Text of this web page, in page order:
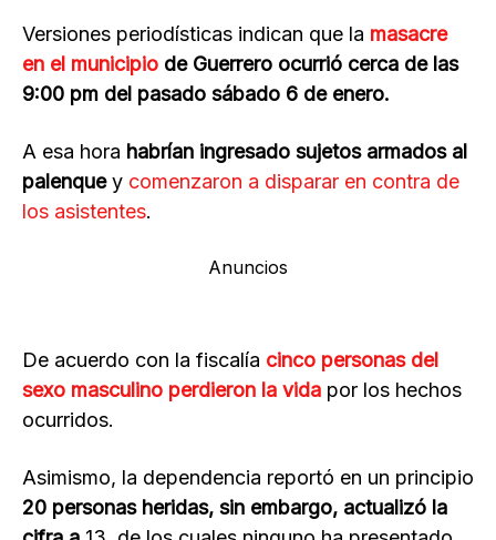
Versiones periodísticas indican que la masacre
en el municipio de Guerrero ocurrió cerca de las
9:00 pm del pasado sábado 6 de enero.
A esa hora habrían ingresado sujetos armados al
palenquey comenzaron a disparar en contra de
los asistentes.
Anuncios
De acuerdo con la fiscalía cinco personas del
sexo masculino perdieron la vida por los hechos
ocurridos.
Asimismo, la dependencia reportó en un principio
20 personas heridas, sin embargo, actualizó la